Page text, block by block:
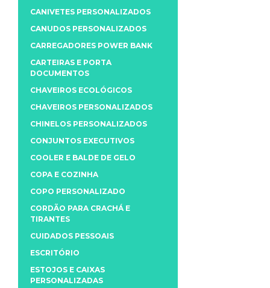
CANIVETES PERSONALIZADOS
CANUDOS PERSONALIZADOS
CARREGADORES POWER BANK
CARTEIRAS E PORTA
DOCUMENTOS
CHAVEIROS ECOLÓGICOS
CHAVEIROS PERSONALIZADOS
CHINELOS PERSONALIZADOS
CONJUNTOS EXECUTIVOS
COOLER E BALDE DE GELO
COPA E COZINHA
COPO PERSONALIZADO
CORDÃO PARA CRACHÁ E
TIRANTES
CUIDADOS PESSOAIS
ESCRITÓRIO
ESTOJOS E CAIXAS
PERSONALIZADAS